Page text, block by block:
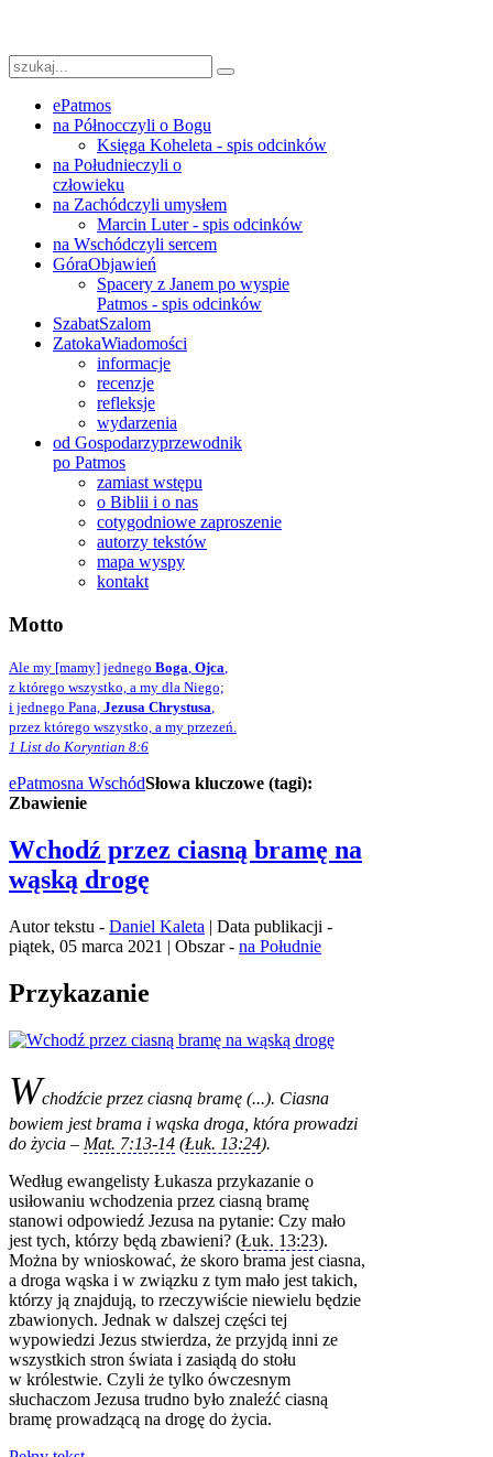
ePatmos
na Północczyli o Bogu
Księga Koheleta - spis odcinków
na Południeczyli o
człowieku
na Zachódczyli umysłem
Marcin Luter - spis odcinków
na Wschódczyli sercem
GóraObjawień
Spacery z Janem po wyspie
Patmos - spis odcinków
SzabatSzalom
ZatokaWiadomości
informacje
recenzje
refleksje
wydarzenia
od Gospodarzyprzewodnik
po Patmos
zamiast wstępu
o Biblii i o nas
cotygodniowe zaproszenie
autorzy tekstów
mapa wyspy
kontakt
Motto
Ale my [mamy] jednego Boga, Ojca,
z którego wszystko, a my dla Niego;
i jednego Pana, Jezusa Chrystusa,
przez którego wszystko, a my przezeń.
1 List do Koryntian 8:6
ePatmosna WschódSłowa kluczowe (tagi):
Zbawienie
Wchodź przez ciasną bramę na
wąską drogę
Autor tekstu - Daniel Kaleta | Data publikacji -
piątek, 05 marca 2021 | Obszar - na Południe
Przykazanie
Wchodźcie przez ciasną bramę (...). Ciasna
bowiem jest brama i wąska droga, która prowadzi
do życia – Mat. 7:13‑14 (Łuk. 13:24).
Według ewangelisty Łukasza przykazanie o
usiłowaniu wchodzenia przez ciasną bramę
stanowi odpowiedź Jezusa na pytanie: Czy mało
jest tych, którzy będą zbawieni? (Łuk. 13:23).
Można by wnioskować, że skoro brama jest ciasna,
a droga wąska i w związku z tym mało jest takich,
którzy ją znajdują, to rzeczywiście niewielu będzie
zbawionych. Jednak w dalszej części tej
wypowiedzi Jezus stwierdza, że przyjdą inni ze
wszystkich stron świata i zasiądą do stołu
w królestwie. Czyli że tylko ówczesnym
słuchaczom Jezusa trudno było znaleźć ciasną
bramę prowadzącą na drogę do życia.